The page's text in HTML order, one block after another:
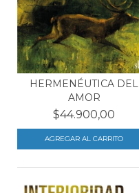
HERMENÉUTICA DEL
AMOR
$44.900,00